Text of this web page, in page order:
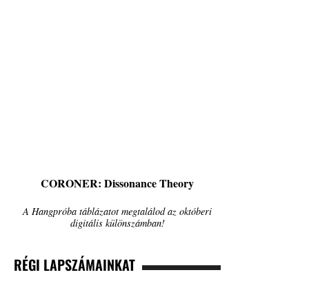
CORONER: Dissonance Theory
A Hangpróba táblázatot megtalálod az októberi
digitális különszámban!
RÉGI LAPSZÁMAINKAT